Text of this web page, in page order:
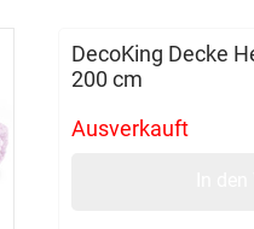
DecoKing Decke
200 cm
Ausverkauft